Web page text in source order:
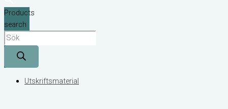
Products
search
Utskriftsmaterial